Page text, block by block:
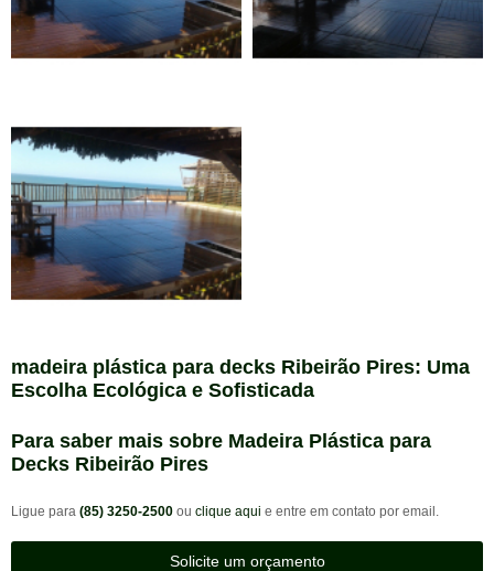
madeira plástica para decks Ribeirão Pires: Uma
Escolha Ecológica e Sofisticada
Para saber mais sobre Madeira Plástica para
Decks Ribeirão Pires
Ligue para (85) 3250-2500 ou clique aqui e entre em contato por email.
Solicite um orçamento